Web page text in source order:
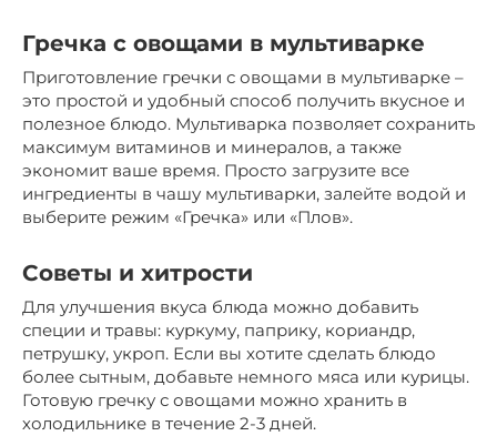
Гречка с овощами в мультиварке
Приготовление гречки с овощами в мультиварке –
это простой и удобный способ получить вкусное и
полезное блюдо. Мультиварка позволяет сохранить
максимум витаминов и минералов, а также
экономит ваше время. Просто загрузите все
ингредиенты в чашу мультиварки, залейте водой и
выберите режим «Гречка» или «Плов».
Советы и хитрости
Для улучшения вкуса блюда можно добавить
специи и травы: куркуму, паприку, кориандр,
петрушку, укроп. Если вы хотите сделать блюдо
более сытным, добавьте немного мяса или курицы.
Готовую гречку с овощами можно хранить в
холодильнике в течение 2-3 дней.